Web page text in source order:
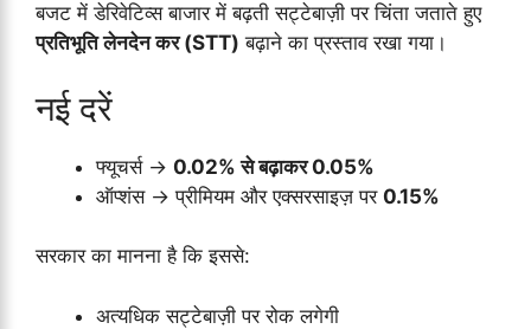
बजट में डेरिवेटिव्स बाजार में बढ़ती सट्टेबाज़ी पर चिंता जताते हुए
प्रतिभूति लेनदेन कर (STT) बढ़ाने का प्रस्ताव रखा गया।
नई दरें
फ्यूचर्स → 0.02% से बढ़ाकर 0.05%
ऑप्शंस → प्रीमियम और एक्सरसाइज़ पर 0.15%
सरकार का मानना है कि इससे:
अत्यधिक सट्टेबाज़ी पर रोक लगेगी